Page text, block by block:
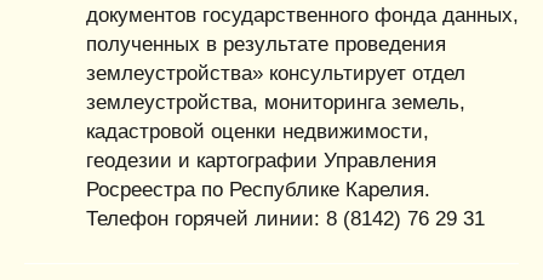
документов государственного фонда данных,
полученных в результате проведения
землеустройства» консультирует отдел
землеустройства, мониторинга земель,
кадастровой оценки недвижимости,
геодезии и картографии Управления
Росреестра по Республике Карелия.
Телефон горячей линии: 8 (8142) 76 29 31